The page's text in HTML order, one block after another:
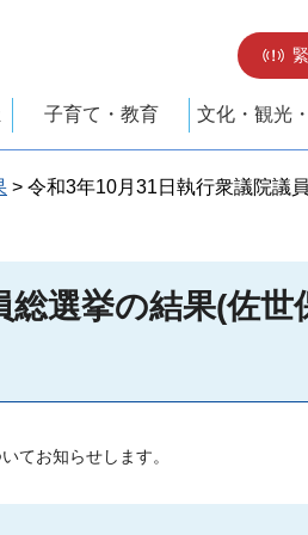
子育て・教育 文化・観光
> 令和3年10月31日執行衆議院議
選挙の結果(佐世
てお知らせします。